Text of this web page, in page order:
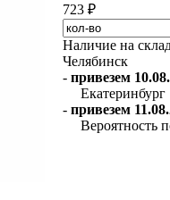
723 ₽
Наличие на
Челябинск
- привезем
Екатеринбург
- привезем
Вероятность